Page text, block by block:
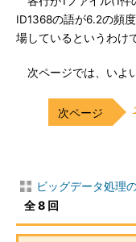
ID1368の語が6.2の頻
場しているというわけ
次ページでは、いよ
ビッグデータ処理
全 8 回